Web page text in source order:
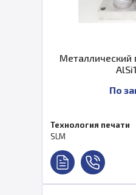
Металлический
По
Технология печати
SLM